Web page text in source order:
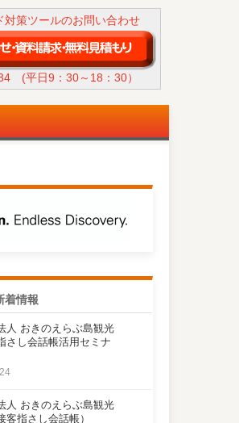
対策ツールのお問い合わせ
(平日9：30～18：30）
着情報
人 おきのえらぶ島観光
さし会話帳活用セミナ
人 おきのえらぶ島観光
客指さし会話帳）